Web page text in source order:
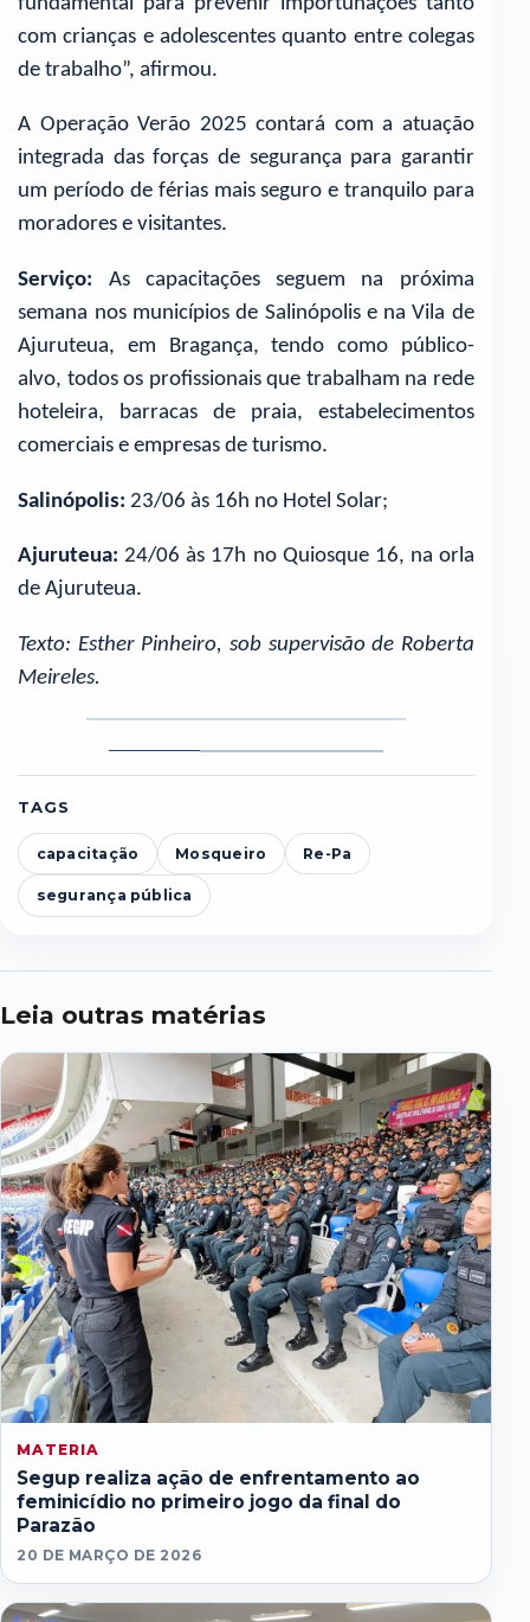
com crianças e adolescentes quanto entre colegas
de trabalho”, afirmou.
A Operação Verão 2025 contará com a atuação
integrada das forças de segurança para garantir
um período de férias mais seguro e tranquilo para
moradores e visitantes.
Serviço: As capacitações seguem na próxima
semana nos municípios de Salinópolis e na Vila de
Ajuruteua, em Bragança, tendo como público-
alvo, todos os profissionais que trabalham na rede
hoteleira, barracas de praia, estabelecimentos
comerciais e empresas de turismo.
Salinópolis: 23/06 às 16h no Hotel Solar;
Ajuruteua: 24/06 às 17h no Quiosque 16, na orla
de Ajuruteua.
Texto: Esther Pinheiro, sob supervisão de Roberta
Meireles.
Foto
1
Foto
2
Foto
3
TAGS
capacitação Mosqueiro Re-Pa
segurança pública
Leia outras matérias
MATERIA
Segup realiza ação de enfrentamento ao
feminicídio no primeiro jogo da final do
Parazão
20 DE MARÇO DE 2026